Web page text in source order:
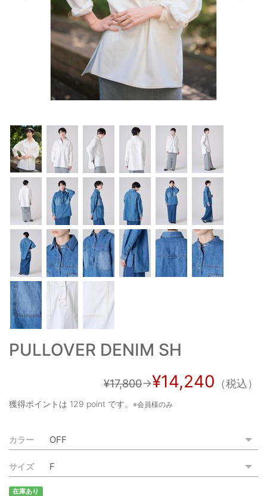
SHIRT : シャツ
OUTERS : アウター
LADIES : レディース
DENIM : デニム
PANTS/SKIRT : パンツ・スカート
TOPS : トップス
OUTERS : アウター
OUTLET : アウトレット
MENS : メンズ
LADIES : レディース
新規会員登録
お買い物カゴ
ご利用ガイド
特定商取引法に基づく表記
ご利用規約
PULLOVER DENIM SH
¥17,800→¥14,240 （税込）
獲得ポイントは 129 point です。 ※会員様のみ
カラー
サイズ
在庫あり